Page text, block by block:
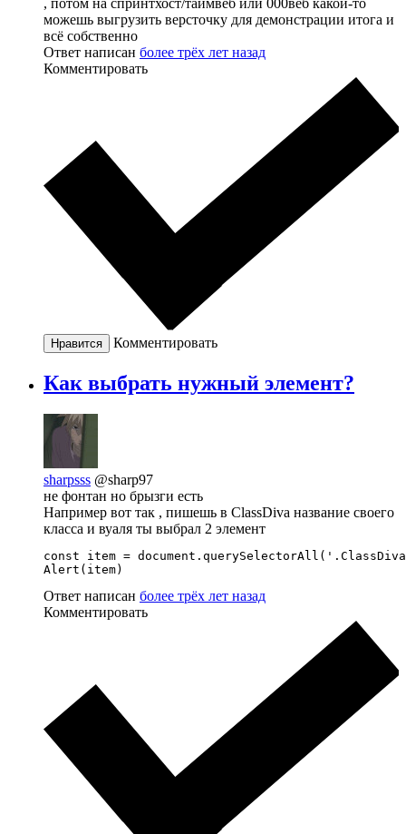
, потом на спринтхост/таймвеб или 000веб какой-то
можешь выгрузить версточку для демонстрации итога и
всё собственно
Ответ написан более трёх лет назад
Комментировать
Нравится Комментировать
Как выбрать нужный элемент?
sharpsss @sharp97
не фонтан но брызги есть
Например вот так , пишешь в ClassDiva название своего
класса и вуаля ты выбрал 2 элемент
const item =
Alert(item)
Ответ написан более трёх лет назад
Комментировать